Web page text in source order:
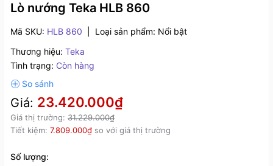
Lò nướng Teka HLB 860
Mã SKU: HLB 860 Loại sản phẩm: Nổi bật
Thương hiệu: Teka
Tình trạng: Còn hàng
Giá: 23.420.000₫
Giá thị trường: 31.229.000₫
Tiết kiệm: 7.809.000₫ so với giá thị trường
Số lượng: